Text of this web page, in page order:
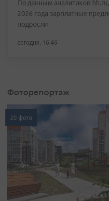
По данным аналитиков
2026 года зарплатные
подросли
сегодня, 16:46
Фоторепортаж
20 фото